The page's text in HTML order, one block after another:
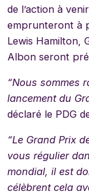
de l’action à
emprunteront à
Lewis Hamilton,
Albon seront
“Nous sommes
lancement du
déclaré le PDG
“Le Grand Prix
vous régulier
mondial, il est
célèbrent cela